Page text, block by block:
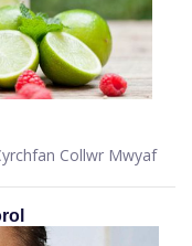
Collwr Mwyaf